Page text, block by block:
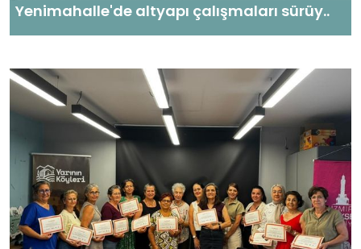
Yenimahalle'de altyapı çalışmaları sürüy..